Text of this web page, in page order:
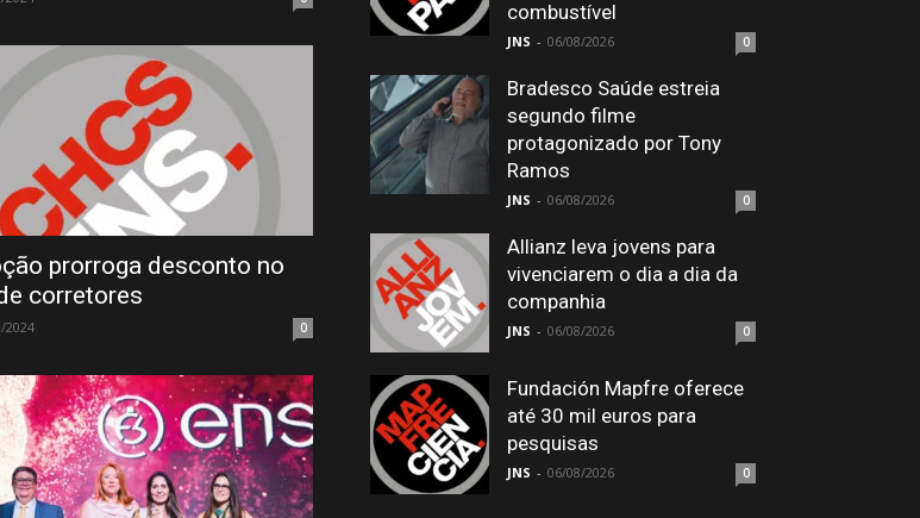
prorroga desconto no
corretores
2024 0
combustível
JNS - 06/08/2026 0
Bradesco Saúde estreia
segundo filme
protagonizado por Tony
Ramos
JNS - 06/08/2026 0
Allianz leva jovens para
vivenciarem o dia a dia da
companhia
JNS - 06/08/2026 0
Fundación Mapfre oferece
até 30 mil euros para
pesquisas
JNS - 06/08/2026 0